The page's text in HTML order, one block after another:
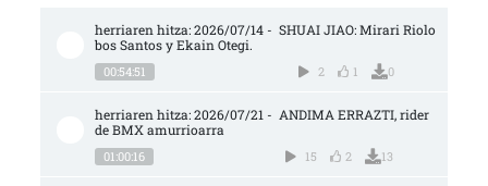
herriaren hitza: 2026/07/14 -  SHUAI JIAO: Mirari Riolo
bos Santos y Ekain Otegi.
00:54:51 2 1 0
herriaren hitza: 2026/07/21 -  ANDIMA ERRAZTI, rider
de BMX amurrioarra
01:00:16 15 2 13